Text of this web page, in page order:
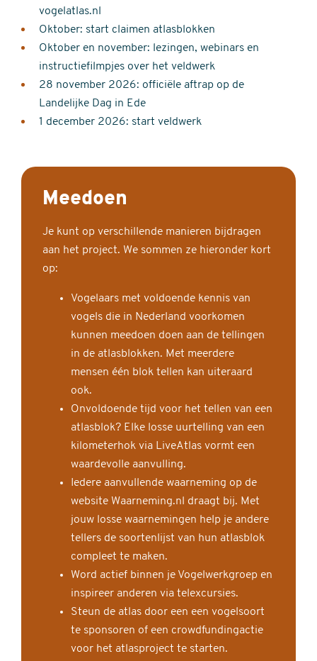
vogelatlas.nl
Oktober: start claimen atlasblokken
Oktober en november: lezingen, webinars en
instructiefilmpjes over het veldwerk
28 november 2026: officiële aftrap op de
Landelijke Dag in Ede
1 december 2026: start veldwerk
Meedoen
Je kunt op verschillende manieren bijdragen
aan het project. We sommen ze hieronder kort
op:
Vogelaars met voldoende kennis van
vogels die in Nederland voorkomen
kunnen meedoen doen aan de tellingen
in de atlasblokken. Met meerdere
mensen één blok tellen kan uiteraard
ook.
Onvoldoende tijd voor het tellen van een
atlasblok? Elke losse uurtelling van een
kilometerhok via LiveAtlas vormt een
waardevolle aanvulling.
Iedere aanvullende waarneming op de
website Waarneming.nl draagt bij. Met
jouw losse waarnemingen help je andere
tellers de soortenlijst van hun atlasblok
compleet te maken.
Word actief binnen je Vogelwerkgroep en
inspireer anderen via telexcursies.
Steun de atlas door een een vogelsoort
te sponsoren of een crowdfundingactie
voor het atlasproject te starten.